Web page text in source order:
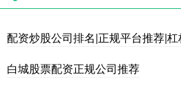
配资炒股公司排名|正规平台推荐|
白城股票配资正规公司推荐